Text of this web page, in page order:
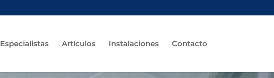
Especialistas Artículos Instalaciones Contacto